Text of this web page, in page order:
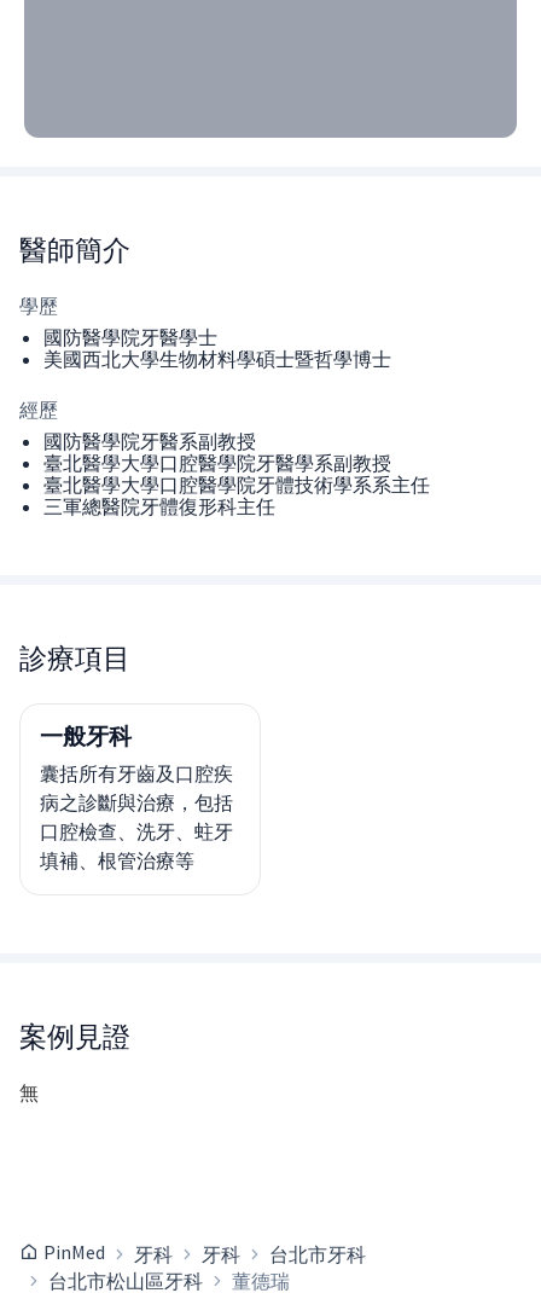
醫師簡介
學歷
國防醫學院牙醫學士
美國西北大學生物材料學碩士暨哲學博士
經歷
國防醫學院牙醫系副教授
臺北醫學大學口腔醫學院牙醫學系副教授
臺北醫學大學口腔醫學院牙體技術學系系主任
三軍總醫院牙體復形科主任
診療項目
一般牙科
囊括所有牙齒及口腔疾
病之診斷與治療，包括
口腔檢查、洗牙、蛀牙
填補、根管治療等
案例見證
無
PinMed 牙科 牙科
台北市牙科
台北市松山區牙科
董德瑞